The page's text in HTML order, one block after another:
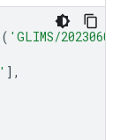
( 'GLIMS/
],